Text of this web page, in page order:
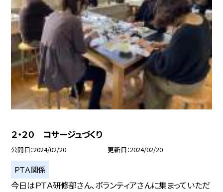
２・２０ コサージュづくり
公開日 2024/02/20 更新日 2024/02/20
ＰＴＡ関係
今日はＰＴＡ研修部さん、ボランティアさんに集まっていただ